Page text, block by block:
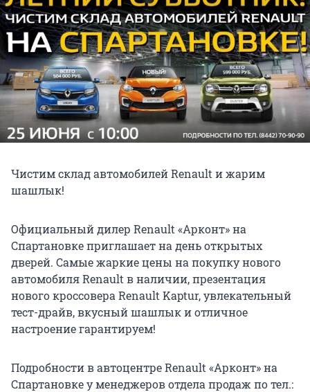
Чистим склад автомобилей Renault и жарим
шашлык!
Официальный дилер Renault «Арконт» на
Спартановке приглашает на день открытых
дверей. Самые жаркие цены на покупку нового
автомобиля Renault в наличии, презентация
нового кроссовера Renault Kaptur, увлекательный
тест-драйв, вкусный шашлык и отличное
настроение гарантируем!
Подробности в автоцентре Renault «Арконт» на
Спартановке у менеджеров отдела продаж по тел.: